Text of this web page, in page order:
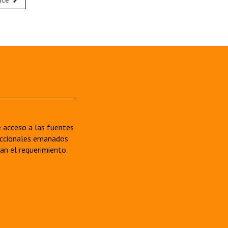
acceso a las fuentes
emanados
el requerimiento.